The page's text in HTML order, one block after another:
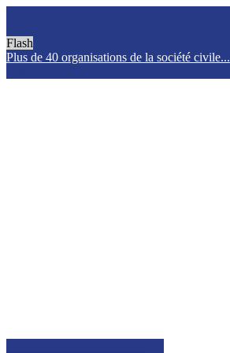
Flash
Plus de 40 organisations de la société civile...